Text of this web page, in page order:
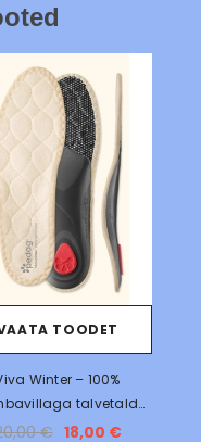
TOODET
Winter – 100%
talvetald
ja soojuseks
€ 18,00 €